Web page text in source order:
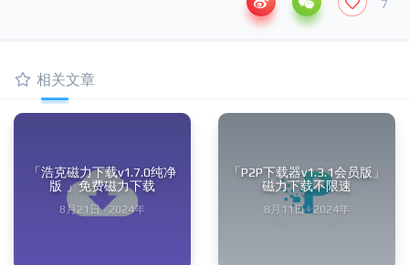
7
相关文章
「浩克磁力下载v1.7.0纯净
版 」免费磁力下载
8月21日 · 2024年
「P2P下载器v1.3.1会员版」
磁力下载不限速
8月11日 · 2024年